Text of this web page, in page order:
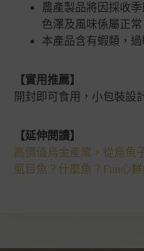
農產製品將因採收
色澤及風味係屬正常
本產品含有蝦類，過
【實用推薦】
開封即可食用，小包裝設
【延伸閱讀】
高價值烏金產業，從烏魚
虱目魚？什麼魚？Fun心